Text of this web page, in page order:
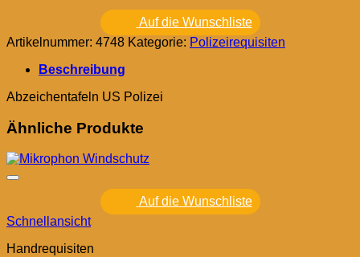
Auf die Wunschliste
Artikelnummer: 4748 Kategorie: Polizeirequisiten
Beschreibung
Abzeichentafeln US Polizei
Ähnliche Produkte
Auf die Wunschliste
Schnellansicht
Handrequisiten